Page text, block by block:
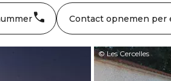
Contact opnemen per
© Les Cercelles